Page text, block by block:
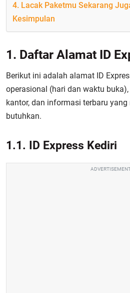
4. Lacak Paketmu Sekarang
Kesimpulan
1. Daftar Alamat ID
Berikut ini adalah alamat ID
operasional (hari dan waktu
kantor, dan informasi terbaru
butuhkan.
1.1. ID Express Kediri